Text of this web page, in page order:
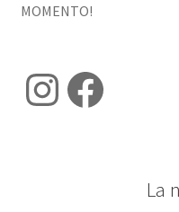
MOMENTO!
Instagram
La